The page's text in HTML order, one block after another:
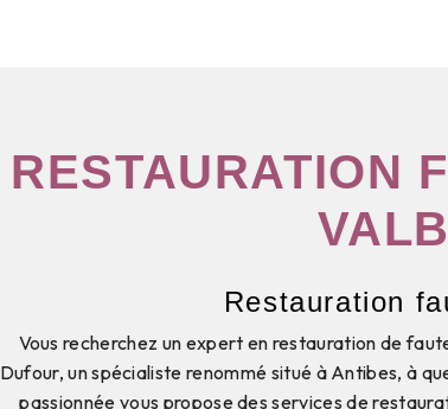
RESTAURATION
Restauration
Vous recherchez un expert en restauration de
Dufour, un spécialiste renommé situé à Antibes, à
passionnée vous propose des services de